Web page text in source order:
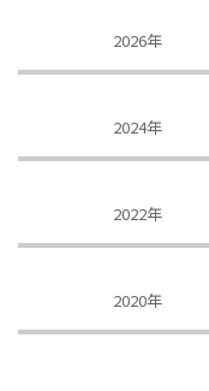
2026年
2024年
2022年
2020年